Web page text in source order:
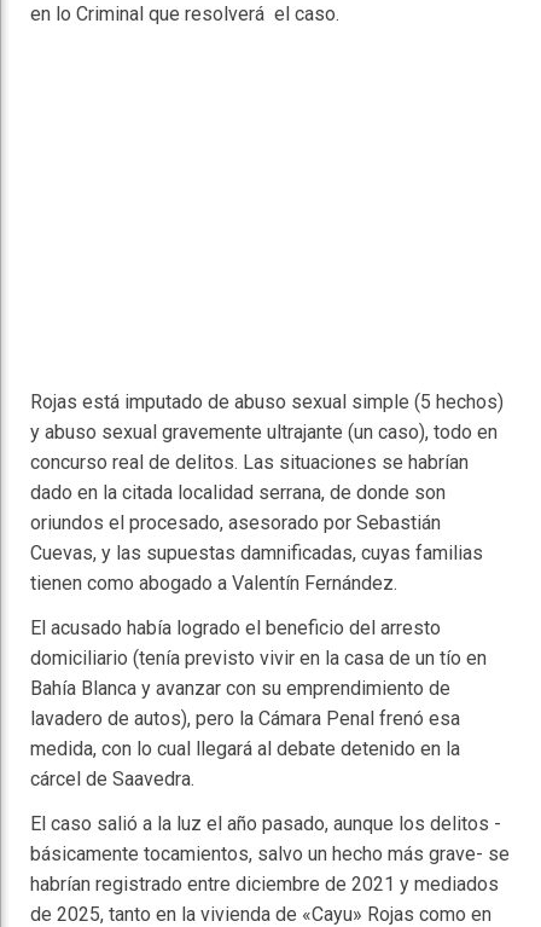
en lo Criminal que resolverá el caso.
Rojas está imputado de abuso sexual simple (5 hechos)
y abuso sexual gravemente ultrajante (un caso), todo en
concurso real de delitos. Las situaciones se habrían
dado en la citada localidad serrana, de donde son
oriundos el procesado, asesorado por Sebastián
Cuevas, y las supuestas damnificadas, cuyas familias
tienen como abogado a Valentín Fernández.
El acusado había logrado el beneficio del arresto
domiciliario (tenía previsto vivir en la casa de un tío en
Bahía Blanca y avanzar con su emprendimiento de
lavadero de autos), pero la Cámara Penal frenó esa
medida, con lo cual llegará al debate detenido en la
cárcel de Saavedra.
El caso salió a la luz el año pasado, aunque los delitos -
básicamente tocamientos, salvo un hecho más grave- se
habrían registrado entre diciembre de 2021 y mediados
de 2025, tanto en la vivienda de «Cayu» Rojas como en